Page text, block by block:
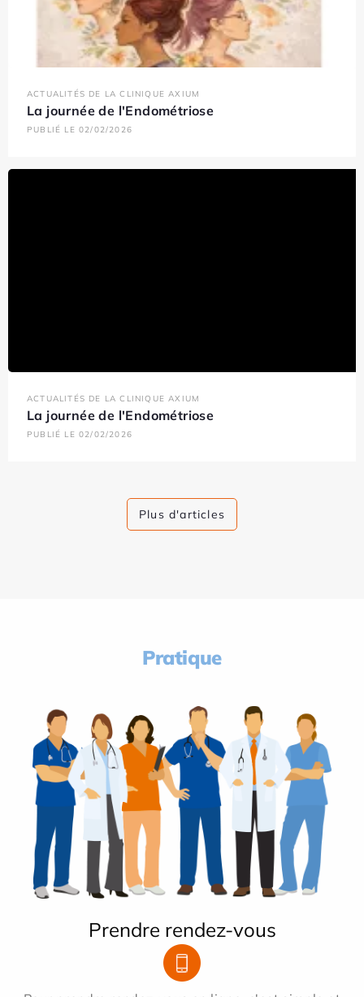
ACTUALITÉS DE LA CLINIQUE AXIUM
La journée de l'Endométriose
PUBLIÉ LE 02/02/2026
ACTUALITÉS DE LA CLINIQUE AXIUM
La journée de l'Endométriose
PUBLIÉ LE 02/02/2026
Plus d'articles
Pratique
Prendre rendez-vous